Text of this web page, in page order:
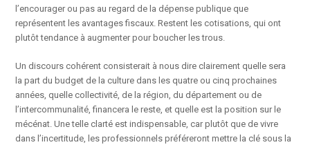
l’encourager ou pas au regard de la dépense publique que
représentent les avantages fiscaux. Restent les cotisations, qui ont
plutôt tendance à augmenter pour boucher les trous.
Un discours cohérent consisterait à nous dire clairement quelle sera
la part du budget de la culture dans les quatre ou cinq prochaines
années, quelle collectivité, de la région, du département ou de
l’intercommunalité, financera le reste, et quelle est la position sur le
mécénat. Une telle clarté est indispensable, car plutôt que de vivre
dans l’incertitude, les professionnels préféreront mettre la clé sous la